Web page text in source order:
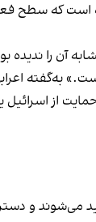
است که سطح
آن را ندیده
به‌گفته
از
می‌شوند و